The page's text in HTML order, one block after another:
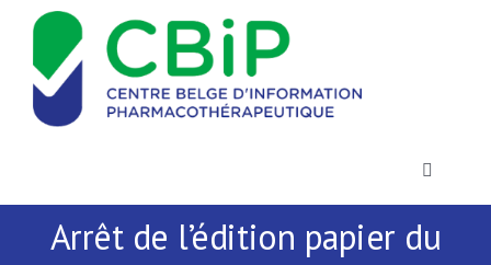
Passer
contenu
Toggle
Actualités
Arrêt de l’édition papier du